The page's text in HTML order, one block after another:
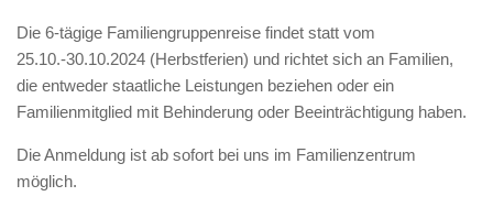
Die 6-tägige Familiengruppenreise findet statt vom
25.10.-30.10.2024 (Herbstferien) und richtet sich an Familien,
die entweder staatliche Leistungen beziehen oder ein
Familienmitglied mit Behinderung oder Beeinträchtigung haben.
Die Anmeldung ist ab sofort bei uns im Familienzentrum
möglich.